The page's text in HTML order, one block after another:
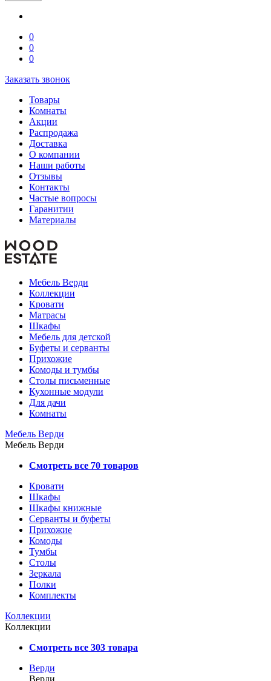
0
0
0
Заказать звонок
Товары
Комнаты
Акции
Распродажа
Доставка
О компании
Наши работы
Отзывы
Контакты
Частые вопросы
Гаранитии
Материалы
Мебель Верди
Коллекции
Кровати
Матрасы
Шкафы
Мебель для детской
Буфеты и серванты
Прихожие
Комоды и тумбы
Столы письменные
Кухонные модули
Для дачи
Комнаты
Мебель Верди
Мебель Верди
Смотреть все 70 товаров
Кровати
Шкафы
Шкафы книжные
Серванты и буфеты
Прихожие
Комоды
Тумбы
Столы
Зеркала
Полки
Комплекты
Коллекции
Коллекции
Смотреть все 303 товара
Верди
Верди